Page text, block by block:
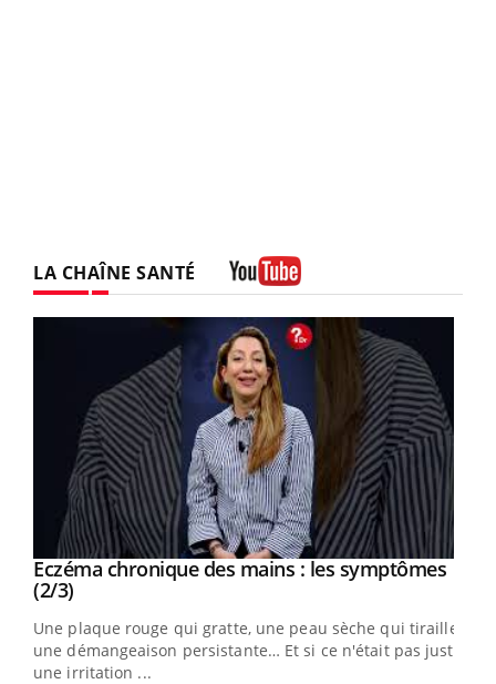
LA CHAÎNE SANTÉ
Youtube
Eczéma chronique des mains : les symptômes
(2/3)Youtube
Une plaque rouge qui gratte, une peau sèche qui tiraille,
une démangeaison persistante… Et si ce n'était pas juste
une irritation ...